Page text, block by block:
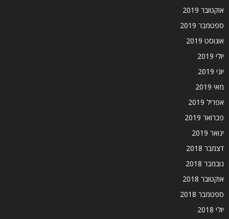
אוקטובר 2019
ספטמבר 2019
אוגוסט 2019
יולי 2019
יוני 2019
מאי 2019
אפריל 2019
פברואר 2019
ינואר 2019
דצמבר 2018
נובמבר 2018
אוקטובר 2018
ספטמבר 2018
יולי 2018